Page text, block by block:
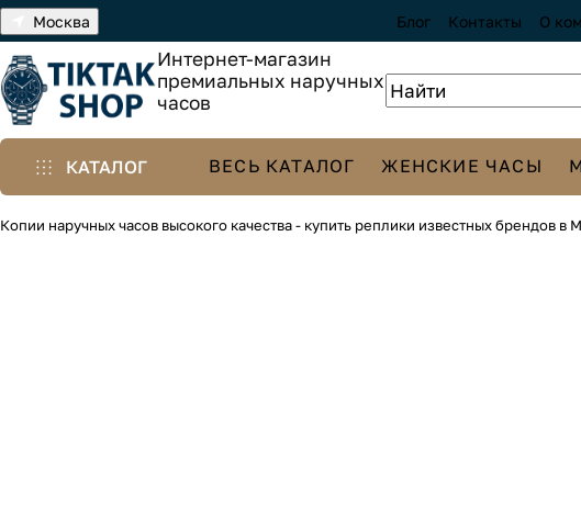
Москва Блог Контакты О
Интернет-магазин
премиальных наручных
часов
КАТАЛОГ ВЕСЬ КАТАЛОГ ЖЕНСКИЕ ЧАСЫ
Копии наручных часов высокого качества - купить реплики известных брендов в